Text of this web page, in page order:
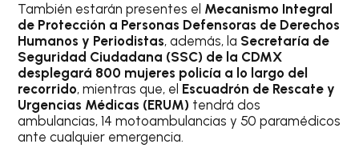
También estarán presentes el Mecanismo Integral
de Protección a Personas Defensoras de Derechos
Humanos y Periodistas, además, la Secretaría de
Seguridad Ciudadana (SSC) de la CDMX
desplegará 800 mujeres policía a lo largo del
recorrido, mientras que, el Escuadrón de Rescate y
Urgencias Médicas (ERUM) tendrá dos
ambulancias, 14 motoambulancias y 50 paramédicos
ante cualquier emergencia.